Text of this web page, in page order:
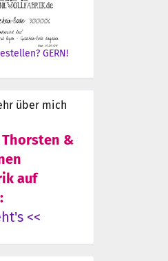
GERN!
über mich
&
auf
<<